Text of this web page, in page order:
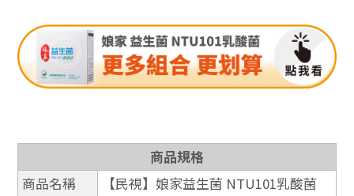
商品規格
商品名稱
【民視】娘家益生菌 NTU101乳酸菌